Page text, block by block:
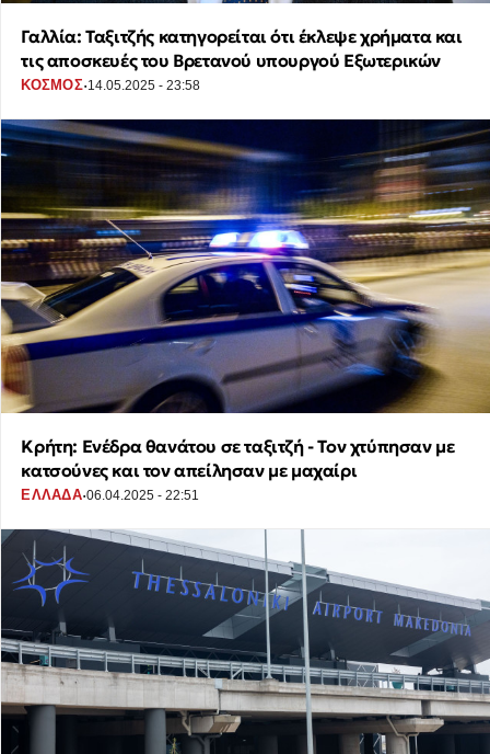
Γαλλία: Ταξιτζής κατηγορείται ότι έκλεψε χρήματα και
τις αποσκευές του Βρετανού υπουργού Εξωτερικών
ΚΟΣΜΟΣ·14.05.2025 - 23:58
Κρήτη: Ενέδρα θανάτου σε ταξιτζή - Τον χτύπησαν με
κατσούνες και τον απείλησαν με μαχαίρι
ΕΛΛΑΔΑ·06.04.2025 - 22:51